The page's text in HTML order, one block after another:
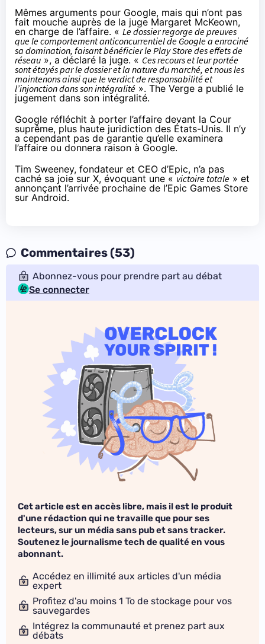
Mêmes arguments pour Google, mais qui n’ont pas
fait mouche auprès de la juge Margaret McKeown,
en charge de l’affaire. « Le dossier regorge de preuves
que le comportement anticoncurrentiel de Google a enraciné
sa domination, faisant bénéficier le Play Store des effets de
réseau », a déclaré la juge. « Ces recours et leur portée
sont étayés par le dossier et la nature du marché, et nous les
maintenons ainsi que le verdict de responsabilité et
l’injonction dans son intégralité ». The Verge a publié le
jugement dans son intégralité.
Google réfléchit à porter l’affaire devant la Cour
suprême, plus haute juridiction des États-Unis. Il n’y
a cependant pas de garantie qu’elle examinera
l’affaire ou donnera raison à Google.
Tim Sweeney, fondateur et CEO d’Epic, n’a pas
caché sa joie sur X, évoquant une «victoire totale » et
annonçant l’arrivée prochaine de l’Epic Games Store
sur Android.
Commentaires (53)
Abonnez-vous pour prendre part au débat
Se connecter
Cet article est en accès libre, mais il est le produit
d'une rédaction qui ne travaille que pour ses
lecteurs, sur un média sans pub et sans tracker.
Soutenez le journalisme tech de qualité en vous
abonnant.
Accédez en illimité aux articles d'un média
expert
Profitez d'au moins 1 To de stockage pour vos
sauvegardes
Intégrez la communauté et prenez part aux
débats